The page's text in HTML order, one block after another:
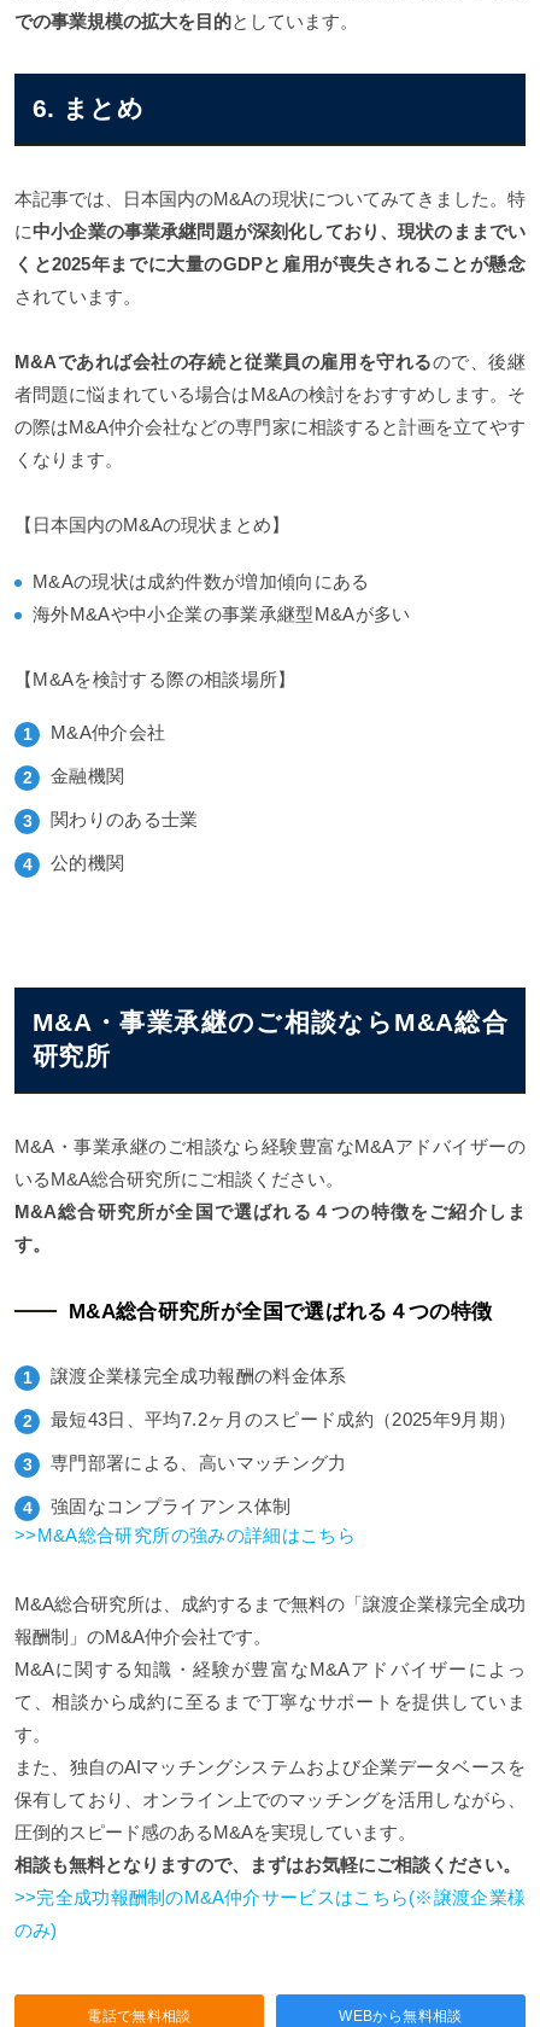
での事業規模の拡大を目的としています。
6. まとめ
本記事では、日本国内のM&Aの現状についてみてきました。特
に中小企業の事業承継問題が深刻化しており、現状のままでい
くと2025年までに大量のGDPと雇用が喪失されることが懸念
されています。
M&Aであれば会社の存続と従業員の雇用を守れるので、後継
者問題に悩まれている場合はM&Aの検討をおすすめします。そ
の際はM&A仲介会社などの専門家に相談すると計画を立てやす
くなります。
【日本国内のM&Aの現状まとめ】
M&Aの現状は成約件数が増加傾向にある
海外M&Aや中小企業の事業承継型M&Aが多い
【M&Aを検討する際の相談場所】
M&A仲介会社
金融機関
関わりのある士業
公的機関
M&A・事業承継のご相談ならM&A総合
研究所
M&A・事業承継のご相談なら経験豊富なM&Aアドバイザーの
いるM&A総合研究所にご相談ください。
M&A総合研究所が全国で選ばれる４つの特徴をご紹介しま
す。
M&A総合研究所が全国で選ばれる４つの特徴
譲渡企業様完全成功報酬の料金体系
最短43日、平均7.2ヶ月のスピード成約（2025年9月期）
専門部署による、高いマッチング力
強固なコンプライアンス体制
>>M&A総合研究所の強みの詳細はこちら
M&A総合研究所は、成約するまで無料の「譲渡企業様完全成功
報酬制」のM&A仲介会社です。
M&Aに関する知識・経験が豊富なM&Aアドバイザーによっ
て、相談から成約に至るまで丁寧なサポートを提供していま
す。
また、独自のAIマッチングシステムおよび企業データベースを
保有しており、オンライン上でのマッチングを活用しながら、
圧倒的スピード感のあるM&Aを実現しています。
相談も無料となりますので、まずはお気軽にご相談ください。
>>完全成功報酬制のM&A仲介サービスはこちら(※譲渡企業様
のみ)
電話で無料相談
WEBから無料相談